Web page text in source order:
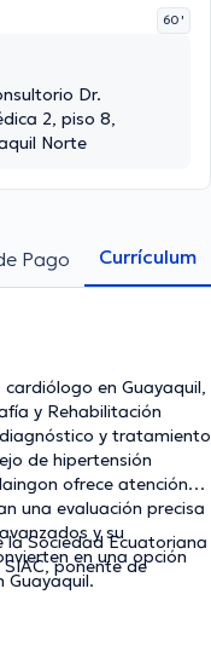
60 '
Dr.
2, piso 8,
Norte
Pago Currículum
en Guayaquil,
y Rehabilitación
y tratamiento
de hipertensión
ofrece atención
una evaluación precisa
y su
en una opción
Guayaquil.
Sociedad Ecuatoriana
ponente de